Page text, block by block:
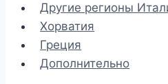
Другие регионы
Хорватия
Греция
Дополнительно